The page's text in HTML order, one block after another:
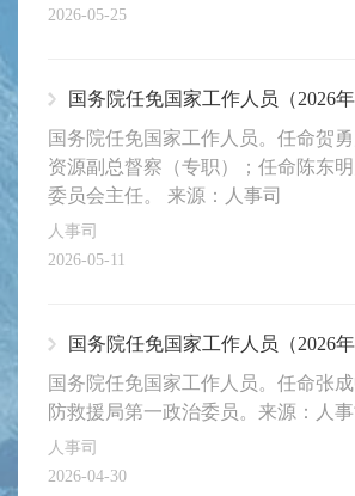
2026-05-25
国务院任免国家工作人员（2026年
国务院任免国家工作人员。任命贺
资源副总督察（专职）；任命陈东
委员会主任。 来源：人事司
人事司
2026-05-11
国务院任免国家工作人员（2026年
国务院任免国家工作人员。任命张
防救援局第一政治委员。来源：人事
人事司
2026-04-30